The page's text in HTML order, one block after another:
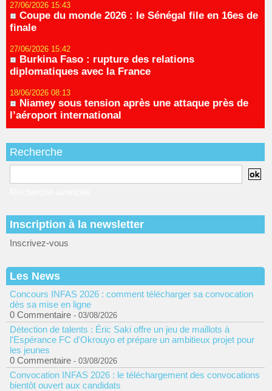
27/06/2026 15:43
Coupe du monde 2026 : le Sénégal file en 16es de
finale
27/06/2026 15:42
Burkina Faso : rupture des relations
diplomatiques avec la France
18/06/2026 08:13
Niamey sous tension après une attaque près de
l’aéroport international
Recherche
Inscription à la newsletter
Inscrivez-vous
Les News
Concours INFAS 2026 : comment télécharger sa convocation
dès sa mise en ligne
0 Commentaire - 03/08/2026
Détection de talents : Éric Saki offre un jeu de maillots à
l'Espérance FC d'Okrouyo et prépare un ambitieux projet pour
les jeunes
0 Commentaire - 03/08/2026
Convocation INFAS 2026 : le téléchargement des convocations
bientôt ouvert aux candidats